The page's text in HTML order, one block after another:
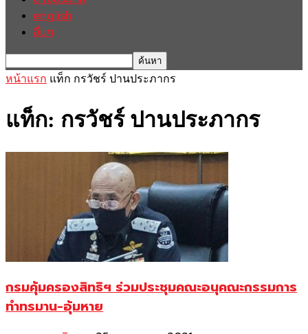
english
อื่นๆ
หน้าแรก แท็ก กรวัชร์ ปานประภากร
แท็ก: กรวัชร์ ปานประภากร
กรมคุ้มครองสิทธิฯ ร่วมประชุมคณะอนุคณะกรรมการ
ทำทรมาน-อุ้มหาย